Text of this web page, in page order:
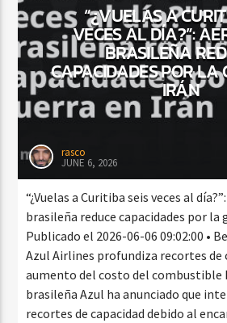
“¿VUELAS A
VECES AL DÍA?”:
BRASILEÑA
CAPACIDADES POR LA
IRÁN
rasco
JUNE 6, 2026
“¿Vuelas a Curitiba seis veces al
brasileña reduce capacidades por la
Publicado el 2026-06-06 09:02:00 •
Azul Airlines profundiza recortes de
aumento del costo del combustible
brasileña Azul ha anunciado que
recortes de capacidad debido al